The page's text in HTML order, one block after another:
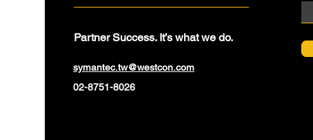
Partner Success. It’s what we do.
symantec.tw@westcon.com
02-8751-8026